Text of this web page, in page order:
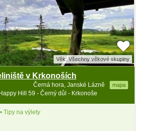
Věk: Všechny věkové skupiny
v Krkonoších
Černá hora, Janské Lázně mapa
Hill 59 - Černý důl - Krkonoše
Tipy na výlety